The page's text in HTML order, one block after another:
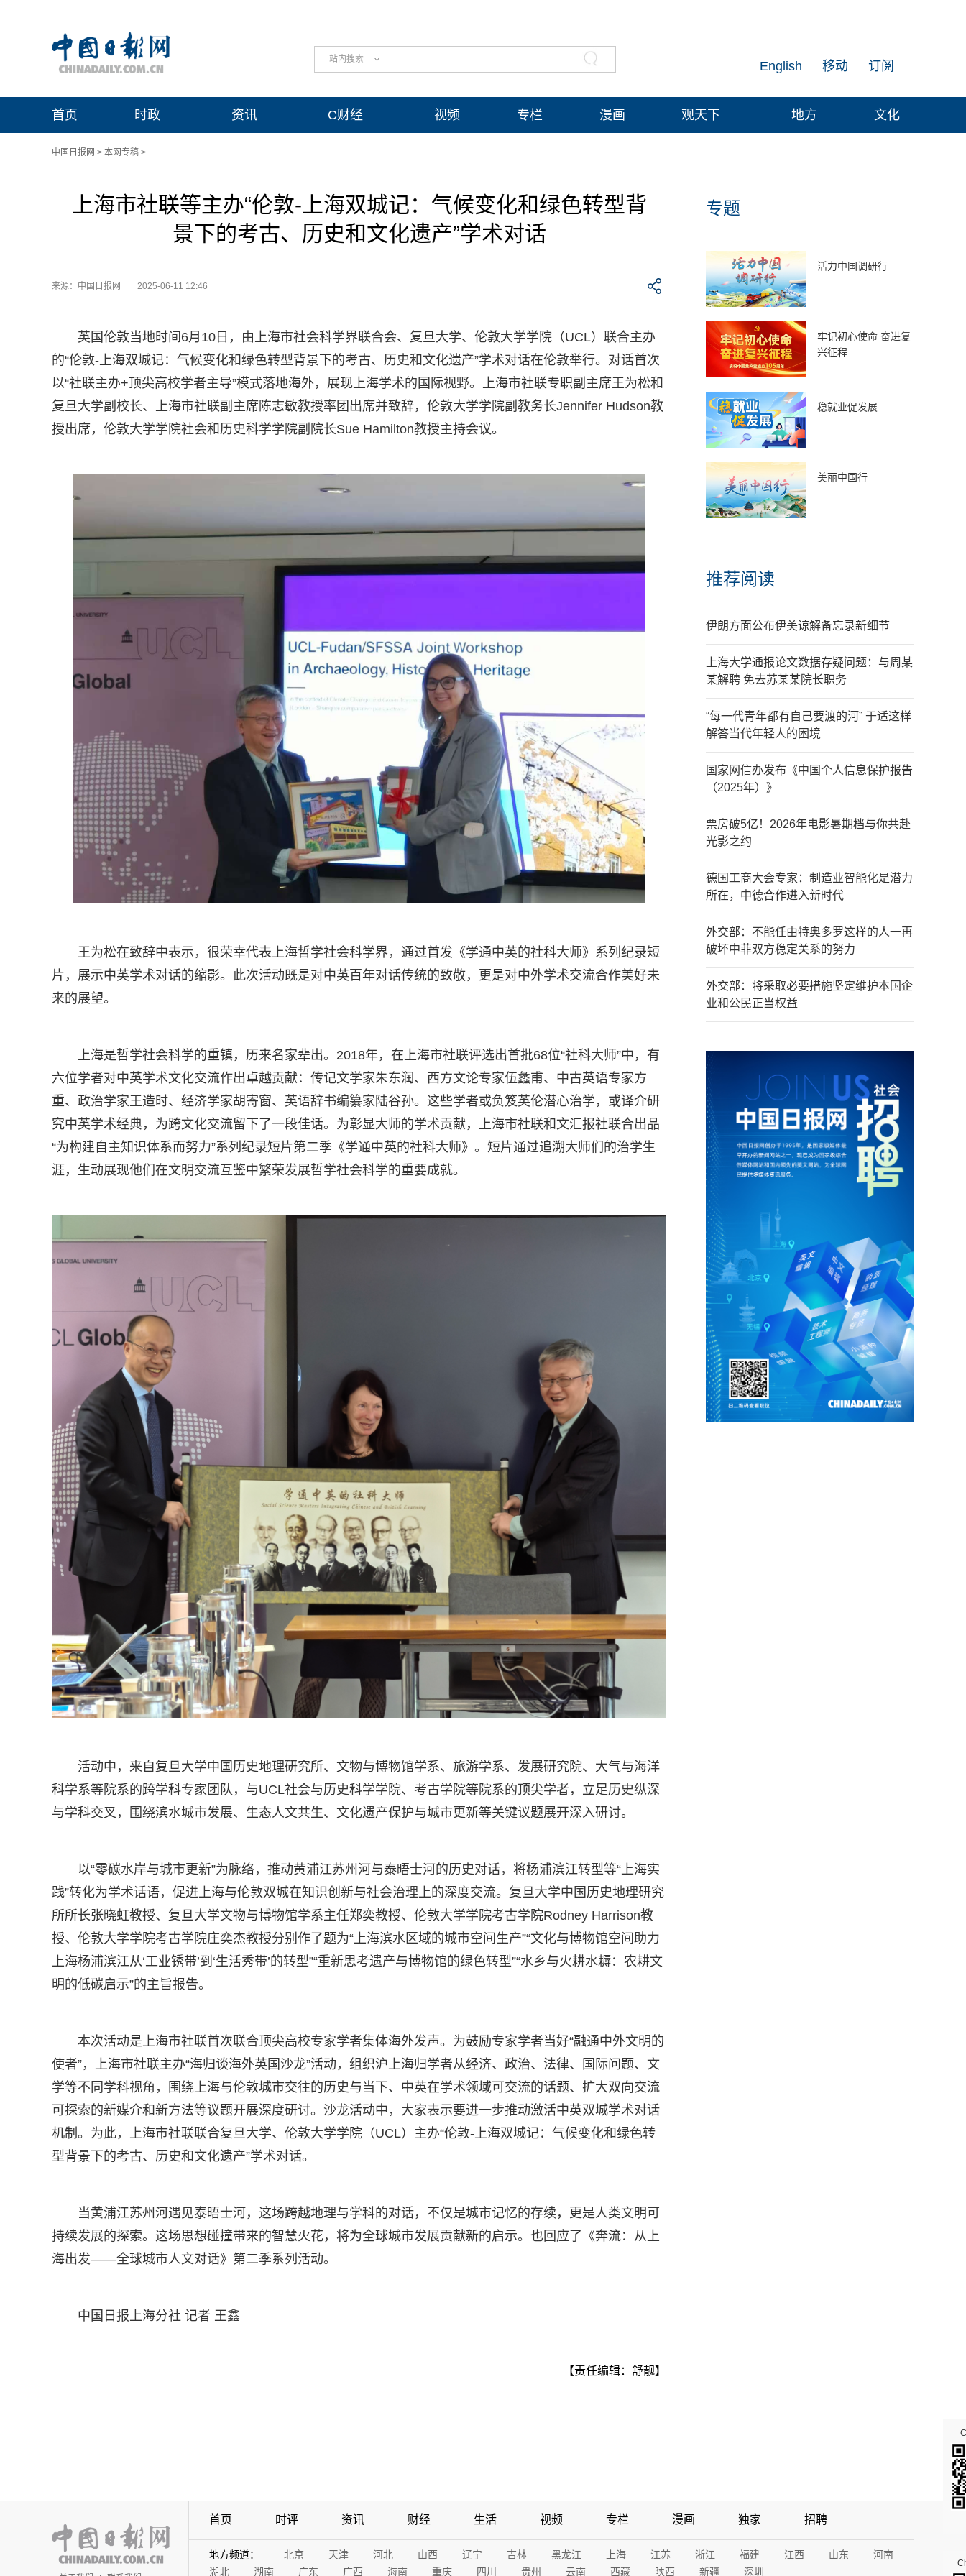
站内搜索 订阅
移动
English
首页 时政 资讯 C财经 视频 专栏 漫画 观天下 地方 文化
中国日报网 > 本网专稿 >
上海市社联等主办“伦敦-上海双城记：气候变化和绿色转型背
景下的考古、历史和文化遗产”学术对话
来源：中国日报网 2025-06-11 12:46
英国伦敦当地时间6月10日，由上海市社会科学界联合会、复旦大学、伦敦大学学院（UCL）联合主办
的“伦敦-上海双城记：气候变化和绿色转型背景下的考古、历史和文化遗产”学术对话在伦敦举行。对话首次
以“社联主办+顶尖高校学者主导”模式落地海外，展现上海学术的国际视野。上海市社联专职副主席王为松和
复旦大学副校长、上海市社联副主席陈志敏教授率团出席并致辞，伦敦大学学院副教务长Jennifer Hudson教
授出席，伦敦大学学院社会和历史科学学院副院长Sue Hamilton教授主持会议。
王为松在致辞中表示，很荣幸代表上海哲学社会科学界，通过首发《学通中英的社科大师》系列纪录短
片，展示中英学术对话的缩影。此次活动既是对中英百年对话传统的致敬，更是对中外学术交流合作美好未
来的展望。
上海是哲学社会科学的重镇，历来名家辈出。2018年，在上海市社联评选出首批68位“社科大师”中，有
六位学者对中英学术文化交流作出卓越贡献：传记文学家朱东润、西方文论专家伍蠡甫、中古英语专家方
重、政治学家王造时、经济学家胡寄窗、英语辞书编纂家陆谷孙。这些学者或负笈英伦潜心治学，或译介研
究中英学术经典，为跨文化交流留下了一段佳话。为彰显大师的学术贡献，上海市社联和文汇报社联合出品
“为构建自主知识体系而努力”系列纪录短片第二季《学通中英的社科大师》。短片通过追溯大师们的治学生
涯，生动展现他们在文明交流互鉴中繁荣发展哲学社会科学的重要成就。
活动中，来自复旦大学中国历史地理研究所、文物与博物馆学系、旅游学系、发展研究院、大气与海洋
科学系等院系的跨学科专家团队，与UCL社会与历史科学学院、考古学院等院系的顶尖学者，立足历史纵深
与学科交叉，围绕滨水城市发展、生态人文共生、文化遗产保护与城市更新等关键议题展开深入研讨。
以“零碳水岸与城市更新”为脉络，推动黄浦江苏州河与泰晤士河的历史对话，将杨浦滨江转型等“上海实
践”转化为学术话语，促进上海与伦敦双城在知识创新与社会治理上的深度交流。复旦大学中国历史地理研究
所所长张晓虹教授、复旦大学文物与博物馆学系主任郑奕教授、伦敦大学学院考古学院Rodney Harrison教
授、伦敦大学学院考古学院庄奕杰教授分别作了题为“上海滨水区域的城市空间生产”“文化与博物馆空间助力
上海杨浦滨江从‘工业锈带’到‘生活秀带’的转型”“重新思考遗产与博物馆的绿色转型”“水乡与火耕水耨：农耕文
明的低碳启示”的主旨报告。
本次活动是上海市社联首次联合顶尖高校专家学者集体海外发声。为鼓励专家学者当好“融通中外文明的
使者”，上海市社联主办“海归谈海外英国沙龙”活动，组织沪上海归学者从经济、政治、法律、国际问题、文
学等不同学科视角，围绕上海与伦敦城市交往的历史与当下、中英在学术领域可交流的话题、扩大双向交流
可探索的新媒介和新方法等议题开展深度研讨。沙龙活动中，大家表示要进一步推动激活中英双城学术对话
机制。为此，上海市社联联合复旦大学、伦敦大学学院（UCL）主办“伦敦-上海双城记：气候变化和绿色转
型背景下的考古、历史和文化遗产”学术对话。
当黄浦江苏州河遇见泰晤士河，这场跨越地理与学科的对话，不仅是城市记忆的存续，更是人类文明可
持续发展的探索。这场思想碰撞带来的智慧火花，将为全球城市发展贡献新的启示。也回应了《奔流：从上
海出发——全球城市人文对话》第二季系列活动。
中国日报上海分社 记者 王鑫
【责任编辑：舒靓】
专题
活力中国调研行
牢记初心使命 奋进复
兴征程
稳就业促发展
美丽中国行
推荐阅读
伊朗方面公布伊美谅解备忘录新细节
上海大学通报论文数据存疑问题：与周某
某解聘 免去苏某某院长职务
“每一代青年都有自己要渡的河” 于适这样
解答当代年轻人的困境
国家网信办发布《中国个人信息保护报告
（2025年）》
票房破5亿！2026年电影暑期档与你共赴
光影之约
德国工商大会专家：制造业智能化是潜力
所在，中德合作进入新时代
外交部：不能任由特奥多罗这样的人一再
破坏中菲双方稳定关系的努力
外交部：将采取必要措施坚定维护本国企
业和公民正当权益
首页 时评 资讯 财经 生活 视频 专栏 漫画 独家 招聘
地方频道： 北京 天津 河北 山西 辽宁 吉林 黑龙江 上海 江苏 浙江 福建 江西 山东
河南
湖北
湖南 广东 广西 海南 重庆 四川 贵州 云南 西藏 陕西 新疆 深圳